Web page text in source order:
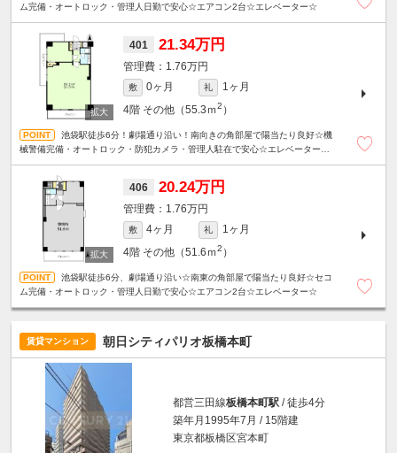
ム完備・オートロック・管理人日勤で安心☆エアコン2台☆エレベーター☆
401 21.34万円
1.76万円
敷 0ヶ月 礼
1ヶ月
4階 その他（55.3ｍ2 ）
池袋駅徒歩6分！劇場通り沿い！南向きの角部屋で陽当たり良好☆機
械警備完備・オートロック・防犯カメラ・管理人駐在で安心☆エレベーター☆
406 20.24万円
1.76万円
敷 4ヶ月 礼
1ヶ月
4階 その他（51.6ｍ2 ）
池袋駅徒歩6分、劇場通り沿い☆南東の角部屋で陽当たり良好☆セコ
ム完備・オートロック・管理人日勤で安心☆エアコン2台☆エレベーター☆
賃貸マンション 朝日シティパリオ板橋本町
都営三田線板橋本町駅 / 徒歩4分
築年月1995年7月 / 15階建
東京都板橋区宮本町